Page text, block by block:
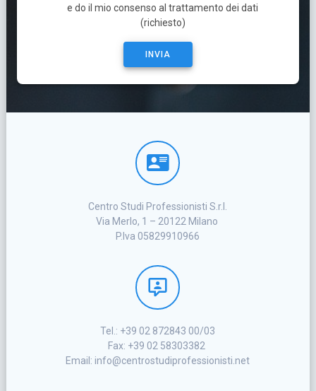
e do il mio consenso al trattamento dei dati
(richiesto)
Centro Studi Professionisti S.r.l.
Via Merlo, 1 – 20122 Milano
P.Iva 05829910966
Tel.: +39 02 872843 00/03
Fax: +39 02 58303382
Email: info@centrostudiprofessionisti.net